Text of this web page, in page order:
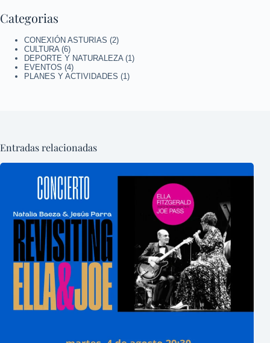
Categorias
CONEXIÓN ASTURIAS (2)
CULTURA(6)
DEPORTE Y NATURALEZA(1)
EVENTOS (4)
PLANES Y ACTIVIDADES (1)
Entradas relacionadas